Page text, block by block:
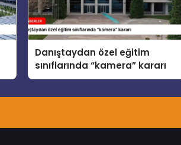
Danıştaydan özel eğitim
sınıflarında “kamera” kararı